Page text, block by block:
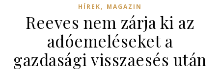
HÍREK, MAGAZIN
Reeves nem zárja ki az
adóemeléseket a
gazdasági visszaesés után